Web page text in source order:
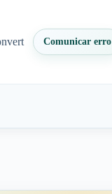
Comunicar erro